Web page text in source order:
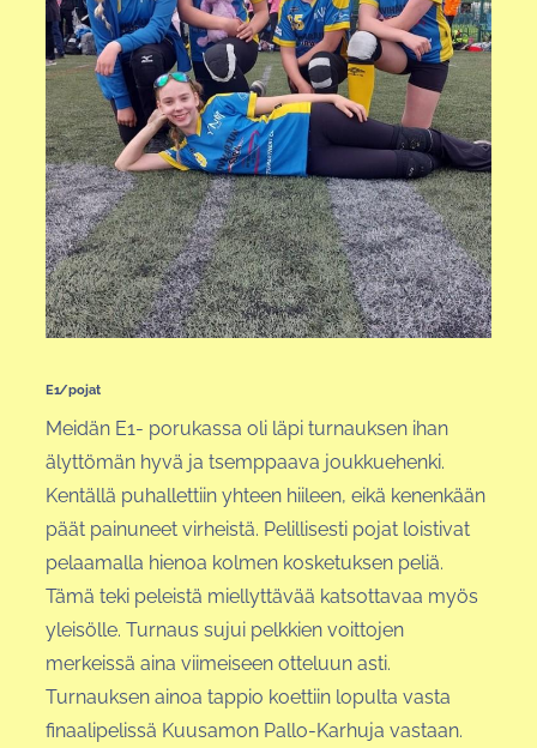
E1/pojat
Meidän E1- porukassa oli läpi turnauksen ihan
älyttömän hyvä ja tsemppaava joukkuehenki.
Kentällä puhallettiin yhteen hiileen, eikä kenenkään
päät painuneet virheistä. Pelillisesti pojat loistivat
pelaamalla hienoa kolmen kosketuksen peliä.
Tämä teki peleistä miellyttävää katsottavaa myös
yleisölle. Turnaus sujui pelkkien voittojen
merkeissä aina viimeiseen otteluun asti.
Turnauksen ainoa tappio koettiin lopulta vasta
finaalipelissä Kuusamon Pallo-Karhuja vastaan.